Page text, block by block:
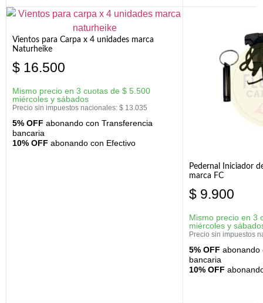
Vientos para Carpa x 4 unidades marca
Naturheike
$ 16.500
Mismo precio en 3 cuotas de $ 5.500
miércoles y sábados
Precio sin impuestos nacionales: $ 13.035
5% OFF abonando con Transferencia
bancaria
10% OFF abonando con Efectivo
Pedernal Iniciador
marca FC
$ 9.900
Mismo precio en 3
miércoles y
Precio sin impuestos
5% OFF abonando
bancaria
10% OFF